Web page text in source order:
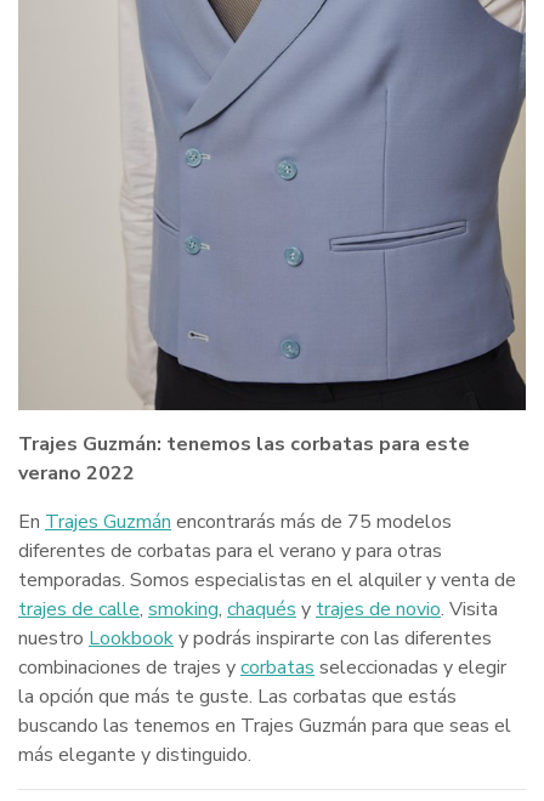
Trajes Guzmán: tenemos las corbatas para este
verano 2022
En Trajes Guzmán encontrarás más de 75 modelos
diferentes de corbatas para el verano y para otras
temporadas. Somos especialistas en el alquiler y venta de
trajes de calle, smoking, chaqués y trajes de novio. Visita
nuestro Lookbooky podrás inspirarte con las diferentes
combinaciones de trajes ycorbatas seleccionadas y elegir
la opción que más te guste. Las corbatas que estás
buscando las tenemos en Trajes Guzmán para que seas el
más elegante y distinguido.